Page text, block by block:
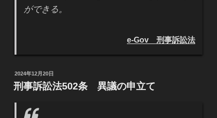
ができる。
e-Gov 刑事訴訟法
投
稿
日:
2024年12月20日
刑事訴訟法502条 異議の申立て